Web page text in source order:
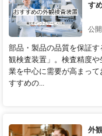
す
公
部品・製品の品質を保証
観検査装置」。検査精度
業を中心に需要が高まっ
すすめの...
外